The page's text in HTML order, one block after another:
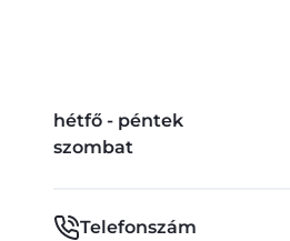
hétfő - péntek
szombat
Telefonszám